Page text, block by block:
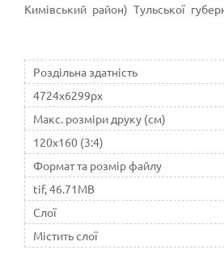
Кимівський район) Тульської
Роздільна здатність
4724x6299px
Макс. розміри друку (см)
120x160 (3:4)
Формат та розмір файлу
tif, 46.71MB
Слої
Містить слої